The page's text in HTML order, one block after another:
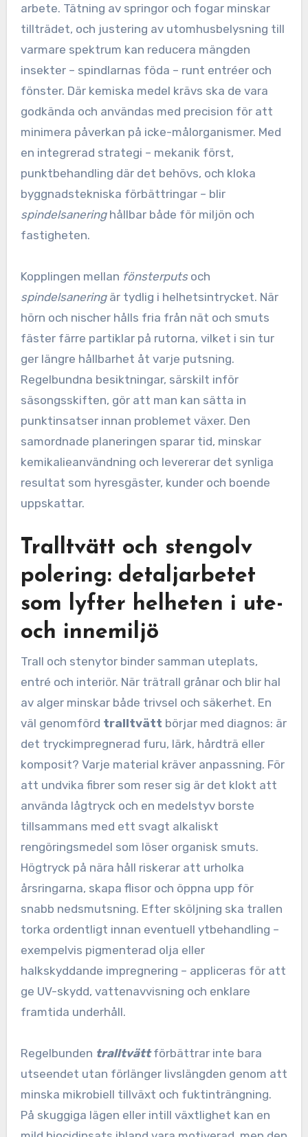
arbete. Tätning av springor och fogar minskar
tillträdet, och justering av utomhusbelysning till
varmare spektrum kan reducera mängden
insekter – spindlarnas föda – runt entréer och
fönster. Där kemiska medel krävs ska de vara
godkända och användas med precision för att
minimera påverkan på icke-målorganismer. Med
en integrerad strategi – mekanik först,
punktbehandling där det behövs, och kloka
byggnadstekniska förbättringar – blir
spindelsaneringhållbar både för miljön och
fastigheten.
Kopplingen mellan fönsterputsoch
spindelsaneringär tydlig i helhetsintrycket. När
hörn och nischer hålls fria från nät och smuts
fäster färre partiklar på rutorna, vilket i sin tur
ger längre hållbarhet åt varje putsning.
Regelbundna besiktningar, särskilt inför
säsongsskiften, gör att man kan sätta in
punktinsatser innan problemet växer. Den
samordnade planeringen sparar tid, minskar
kemikalieanvändning och levererar det synliga
resultat som hyresgäster, kunder och boende
uppskattar.
Tralltvätt och stengolv
polering: detaljarbetet
som lyfter helheten i ute-
och innemiljö
Trall och stenytor binder samman uteplats,
entré och interiör. När trätrall grånar och blir hal
av alger minskar både trivsel och säkerhet. En
väl genomförd tralltvätt börjar med diagnos: är
det tryckimpregnerad furu, lärk, hårdträ eller
komposit? Varje material kräver anpassning. För
att undvika fibrer som reser sig är det klokt att
använda lågtryck och en medelstyv borste
tillsammans med ett svagt alkaliskt
rengöringsmedel som löser organisk smuts.
Högtryck på nära håll riskerar att urholka
årsringarna, skapa flisor och öppna upp för
snabb nedsmutsning. Efter sköljning ska trallen
torka ordentligt innan eventuell ytbehandling –
exempelvis pigmenterad olja eller
halkskyddande impregnering – appliceras för att
ge UV-skydd, vattenavvisning och enklare
framtida underhåll.
Regelbunden tralltvättförbättrar inte bara
utseendet utan förlänger livslängden genom att
minska mikrobiell tillväxt och fuktinträngning.
På skuggiga lägen eller intill växtlighet kan en